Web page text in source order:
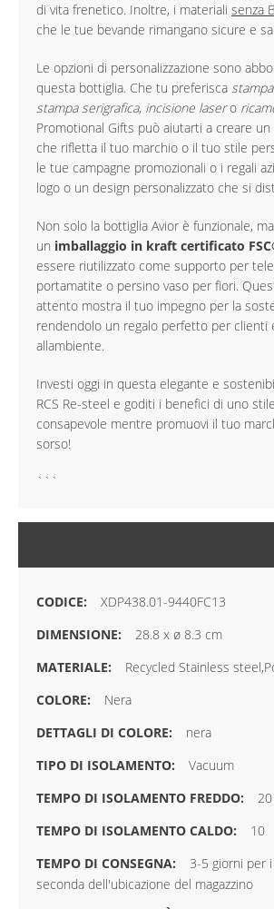
di vita frenetico. Inoltre, i materiali senza
che le tue bevande rimangano sicure e
Le opzioni di personalizzazione sono
questa bottiglia. Che tu preferisca
stampa serigrafica, incisione lasero
Promotional Gifts può aiutarti a creare
che rifletta il tuo marchio o il tuo stile
le tue campagne promozionali o i regali
logo o un design personalizzato che si
Non solo la bottiglia Avior è funzionale,
un imballaggio in kraft certificato
essere riutilizzato come supporto per
portamatite o persino vaso per fiori.
attento mostra il tuo impegno per la
rendendolo un regalo perfetto per clienti
allambiente.
Investi oggi in questa elegante e
RCS Re-steel e goditi i benefici di uno
consapevole mentre promuovi il tuo
sorso!
```
XDP438.01-9440FC13
28.8 x ø 8.3 cm
Recycled Stainless
Nera
nera
Vacuum
20
10
3-5 giorni per
seconda dell'ubicazione del magazzino